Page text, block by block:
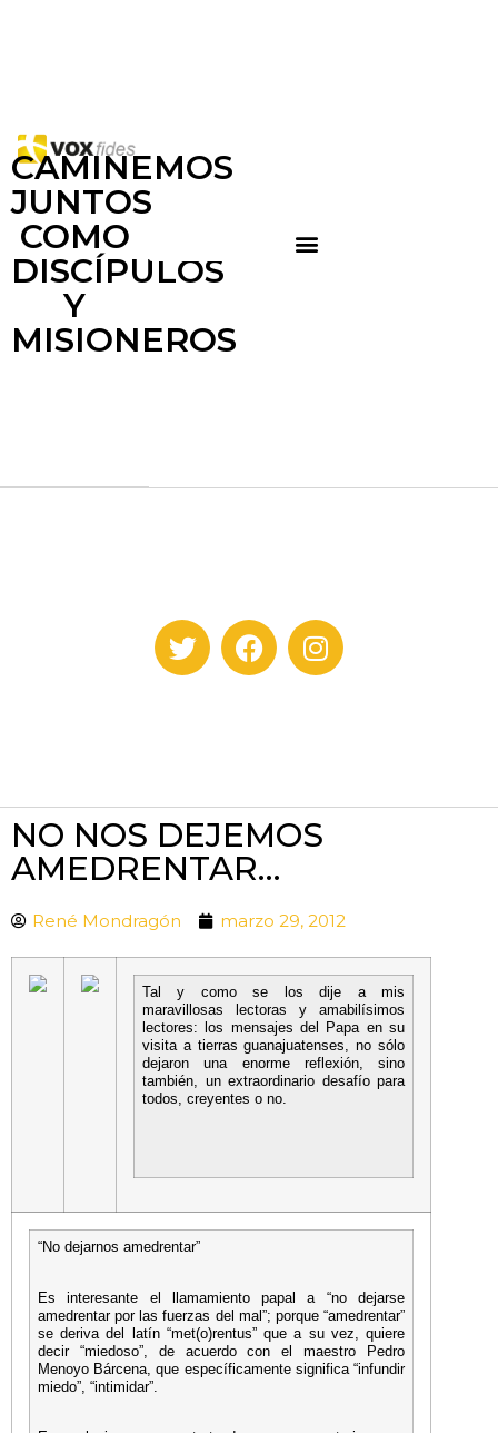
CAMINEMOS
JUNTOS
COMO
DISCÍPULOS
Y
MISIONEROS
NO NOS DEJEMOS
AMEDRENTAR…
René Mondragón marzo 29, 2012
Tal y como se los dije a mis
maravillosas lectoras y amabilísimos
lectores: los mensajes del Papa en su
visita a tierras guanajuatenses, no sólo
dejaron una enorme reflexión, sino
también, un extraordinario desafío para
todos, creyentes o no.
“No dejarnos amedrentar”
Es interesante el llamamiento papal a “no dejarse
amedrentar por las fuerzas del mal”; porque “amedrentar”
se deriva del latín “met(o)rentus” que a su vez, quiere
decir “miedoso”, de acuerdo con el maestro Pedro
Menoyo Bárcena, que específicamente significa “infundir
miedo”, “intimidar”.